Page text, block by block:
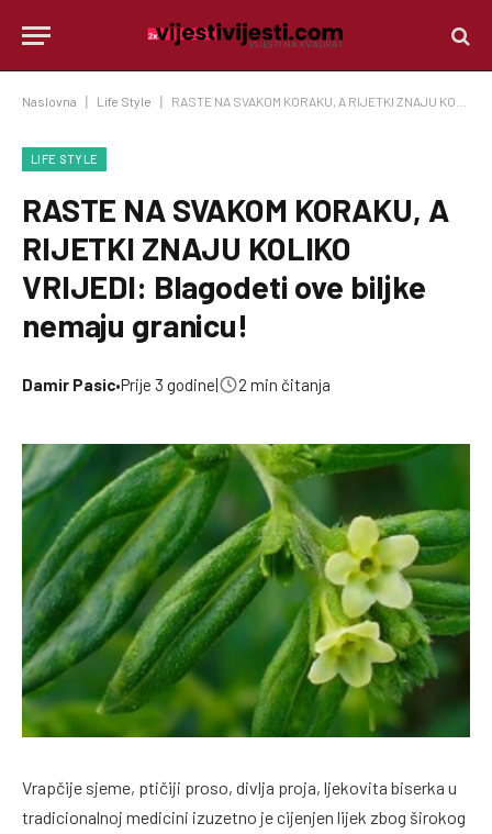
Naslovna Life Style RASTE NA SVAKOM KORAKU, A RIJETKI ZNAJU KOLIKO VRIJEDI: Blagodeti ove biljke nemaju granicu!
LIFE STYLE
RASTE NA SVAKOM KORAKU, A
RIJETKI ZNAJU KOLIKO
VRIJEDI: Blagodeti ove biljke
nemaju granicu!
Damir Pasic•Prije 3 godine| 2 min čitanja
Vrapčije sjeme, ptičiji proso, divlja proja, ljekovita biserka u
tradicionalnoj medicini izuzetno je cijenjen lijek zbog širokog